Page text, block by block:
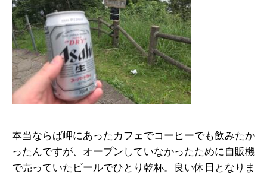
本当ならば岬にあったカフェでコーヒーでも飲みたか
ったんですが、オープンしていなかったために自販機
で売っていたビールでひとり乾杯。良い休日となりま